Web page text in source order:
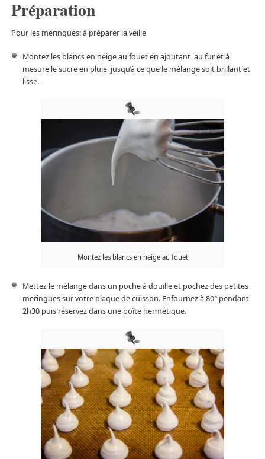
Préparation
Pour les meringues: à préparer la veille
Montez les blancs en neige au fouet en ajoutant au fur et à
mesure le sucre en pluie jusqu’à ce que le mélange soit brillant et
lisse.
Montez les blancs en neige au fouet
Mettez le mélange dans un poche à douille et pochez des petites
meringues sur votre plaque de cuisson. Enfournez à 80° pendant
2h30 puis réservez dans une boîte hermétique.